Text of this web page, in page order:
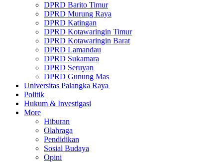
DPRD Barito Timur
DPRD Murung Raya
DPRD Katingan
DPRD Kotawaringin Timur
DPRD Kotawaringin Barat
DPRD Lamandau
DPRD Sukamara
DPRD Seruyan
DPRD Gunung Mas
Universitas Palangka Raya
Politik
Hukum & Investigasi
More
Hiburan
Olahraga
Pendidikan
Sosial Budaya
Opini